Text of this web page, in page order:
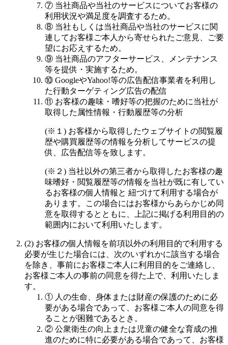
⑦ 当社商品や当社のサービスについてお客様の
利用状況や満足度を調査するため。
⑧ 当社もしくは当社商品や当社のサービスに関
連してお客様ご本人から寄せられたご意見、ご要
望にお応えするため。
⑨ 当社商品のアフターサービス、メンテナンス
等を提供・実施するため。
⑩ GoogleやYahoo!等の広告配信事業者を利用し
た行動ターゲティング広告の配信
⑪ お客様の趣味・嗜好等の把握のために当社が
取得した属性情報・行動履歴等の分析
(※１) お客様から取得したウェブサイトの閲覧履
歴や購買履歴等の情報を分析してサービスの提
供、広告配信等を致します。
(※２) 当社以外の第三者から取得したお客様の趣
味嗜好・閲覧履歴等の情報を当社が既に有してい
るお客様の個人情報と 紐づけて利用する場合が
あります。この場合にはお客様からあらかじめ同
意を取得するとともに、上記に掲げる利用目的の
範囲内において利用いたします。
(2) お客様の個人情報を前項以外の利用目的で利用する
必要が生じた場合には、次のいずれかに該当する場合
を除き、事前にお客様ご本人に利用目的をご連絡し、
お客様ご本人の事前の同意を得た上で、利用いたしま
す。
① 人の生命、身体または財産の保護のために必
要がある場合であって、お客様ご本人の同意を得
ることが困難であるとき。
② 公衆衛生の向上または児童の健全な育成の推
進のために特に必要がある場合であって、お客様